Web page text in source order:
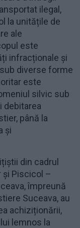
ilegal,
la unitățile de
ale
este
infracționale și
diverse forme
este
silvic sub
debitarea
până la
și
din cadrul
și Piscicol –
împreună
Suceava, au
achiziționării,
lemnos la